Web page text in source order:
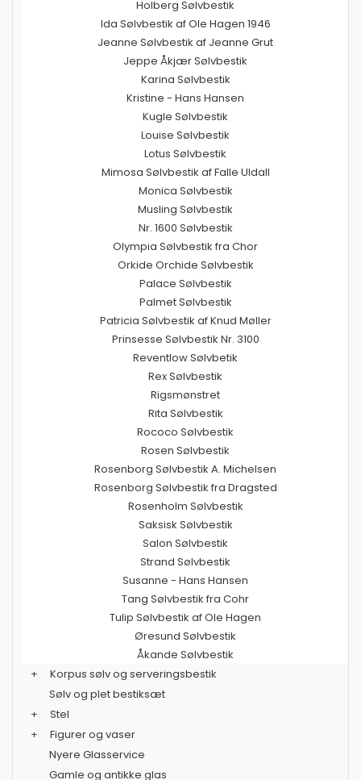
Holberg Sølvbestik
Ida Sølvbestik af Ole Hagen 1946
Jeanne Sølvbestik af Jeanne Grut
Jeppe Åkjær Sølvbestik
Karina Sølvbestik
Kristine - Hans Hansen
Kugle Sølvbestik
Louise Sølvbestik
Lotus Sølvbestik
Mimosa Sølvbestik af Falle Uldall
Monica Sølvbestik
Musling Sølvbestik
Nr. 1600 Sølvbestik
Olympia Sølvbestik fra Chor
Orkide Orchide Sølvbestik
Palace Sølvbestik
Palmet Sølvbestik
Patricia Sølvbestik af Knud Møller
Prinsesse Sølvbestik Nr. 3100
Reventlow Sølvbetik
Rex Sølvbestik
Rigsmønstret
Rita Sølvbestik
Rococo Sølvbestik
Rosen Sølvbestik
Rosenborg Sølvbestik A. Michelsen
Rosenborg Sølvbestik fra Dragsted
Rosenholm Sølvbestik
Saksisk Sølvbestik
Salon Sølvbestik
Strand Sølvbestik
Susanne - Hans Hansen
Tang Sølvbestik fra Cohr
Tulip Sølvbestik af Ole Hagen
Øresund Sølvbestik
Åkande Sølvbestik
+
Korpus sølv og serveringsbestik
Sølv og plet bestiksæt
+
Stel
+
Figurer og vaser
Nyere Glasservice
Gamle og antikke glas